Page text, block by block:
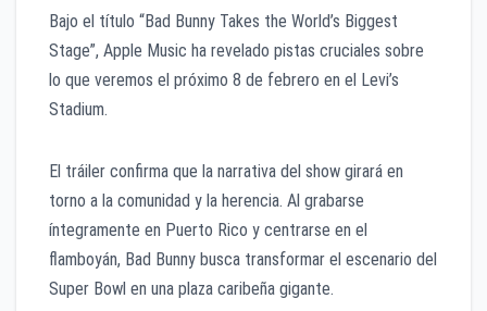
Bajo el título “Bad Bunny Takes the World’s Biggest
Stage”, Apple Music ha revelado pistas cruciales sobre
lo que veremos el próximo 8 de febrero en el Levi’s
Stadium.
​El tráiler confirma que la narrativa del show girará en
torno a la comunidad y la herencia. Al grabarse
íntegramente en Puerto Rico y centrarse en el
flamboyán, Bad Bunny busca transformar el escenario del
Super Bowl en una plaza caribeña gigante. ​